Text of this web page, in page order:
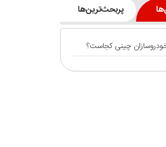
بنزین، قیمت خودروهای برقی
خودرو به بازار خدمات
خودرو با پلاک منطقه آزاد
پربحث‌ترین‌ها
چینی کجاست؟